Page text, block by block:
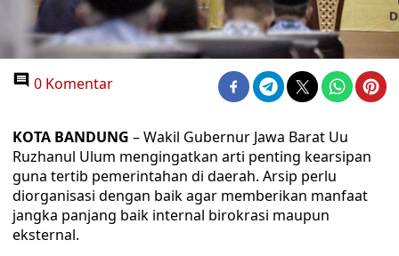
0 Komentar
KOTA BANDUNG – Wakil Gubernur Jawa Barat Uu
Ruzhanul Ulum mengingatkan arti penting kearsipan
guna tertib pemerintahan di daerah. Arsip perlu
diorganisasi dengan baik agar memberikan manfaat
jangka panjang baik internal birokrasi maupun
eksternal.